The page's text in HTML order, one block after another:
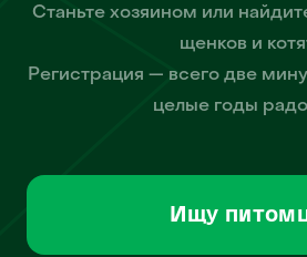
Станьте хозяином или
щенков и
Регистрация — всего две
целые годы
Ищу